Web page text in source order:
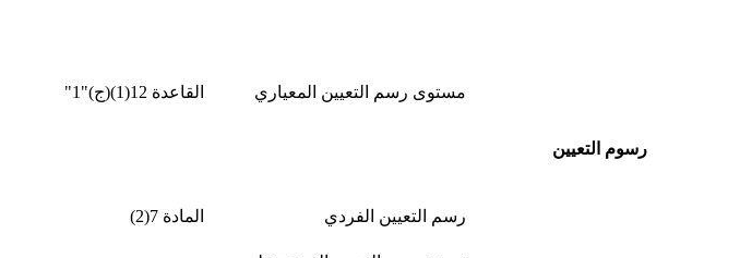
رسوم التعيين
مستوى رسم التعيين المعياري القاعدة 12(1)(ج)"1"
رسم التعيين الفردي المادة 7(2)